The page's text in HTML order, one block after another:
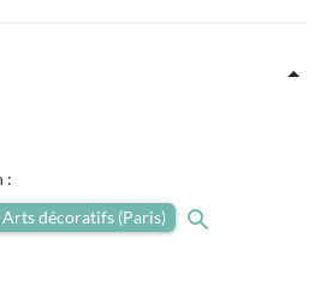
:
décoratifs (Paris)